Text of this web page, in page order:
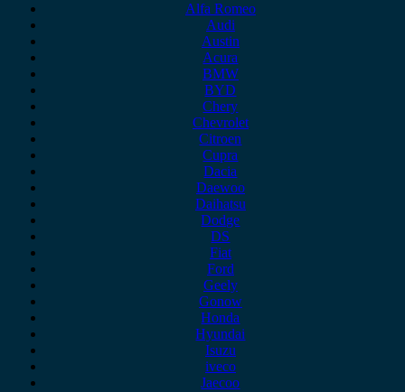
Alfa Romeo
Audi
Austin
Acura
BMW
BYD
Chery
Chevrolet
Citroen
Cupra
Dacia
Daewoo
Daihatsu
Dodge
DS
Fiat
Ford
Geely
Gonow
Honda
Hyundai
Isuzu
iveco
Jaecoo